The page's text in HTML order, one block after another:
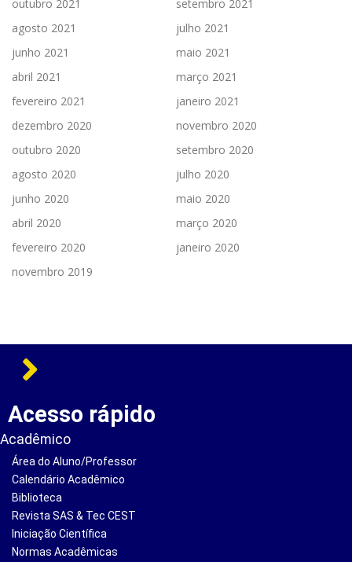
outubro 2021
setembro 2021
agosto 2021
julho 2021
junho 2021
maio 2021
abril 2021
março 2021
fevereiro 2021
janeiro 2021
dezembro 2020
novembro 2020
outubro 2020
setembro 2020
agosto 2020
julho 2020
junho 2020
maio 2020
abril 2020
março 2020
fevereiro 2020
janeiro 2020
novembro 2019
Acesso rápido
Acadêmico
Área do Aluno/Professor
Calendário Acadêmico
Biblioteca
Revista SAS & Tec CEST
Iniciação Científica
Normas Acadêmicas